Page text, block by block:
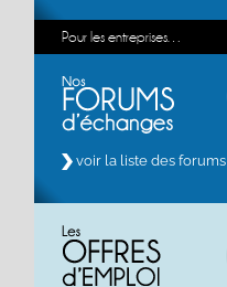
Pour les entreprises…
voir la liste des forums